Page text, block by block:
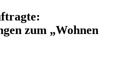
zum „Wohnen